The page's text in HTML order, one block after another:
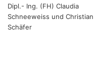
Dipl.- Ing. (FH) Claudia
Schneeweiss und Christian
Schäfer